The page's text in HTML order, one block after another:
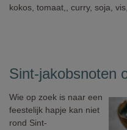
kokos, tomaat,, curry, soja,
Sint-jakobsnoten
Wie op zoek is naar een
feestelijk hapje kan niet
rond Sint-